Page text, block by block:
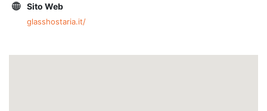
Sito Web
glasshostaria.it/